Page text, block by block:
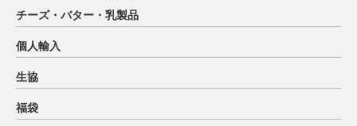
チーズ・バター・乳製品
個人輸入
生協
福袋